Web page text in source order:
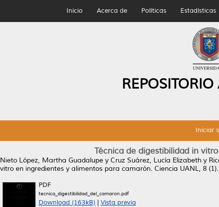
Inicio Acerca de Políticas Estadísticas
Iniciar
Técnica de digestibilidad in
Nieto López, Martha Guadalupe y Cruz Suárez, Lucía Elizabeth y
vitro en ingredientes y alimentos para camarón. Ciencia UANL, 8
PDF
tecnica_digestibilidad_del_camaron.pdf
Download (163kB) Vista previa